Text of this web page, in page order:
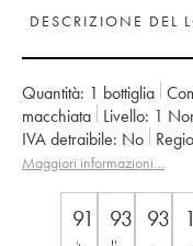
DESCRIZIONE DEL
Quantità: 1 bottiglia
macchiata Livello: 1
IVA detraibile:
no
Denominazione: Saint-
Maggiori informazioni…
91 93 93